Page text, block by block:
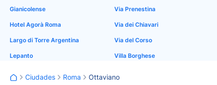
Gianicolense
Hotel Agorà Roma
Largo di Torre Argentina
Lepanto
Via Prenestina
Via dei Chiavari
Via del Corso
Villa Borghese
Ciudades Roma Ottaviano